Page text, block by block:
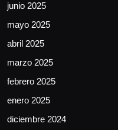
junio 2025
mayo 2025
abril 2025
marzo 2025
febrero 2025
enero 2025
diciembre 2024